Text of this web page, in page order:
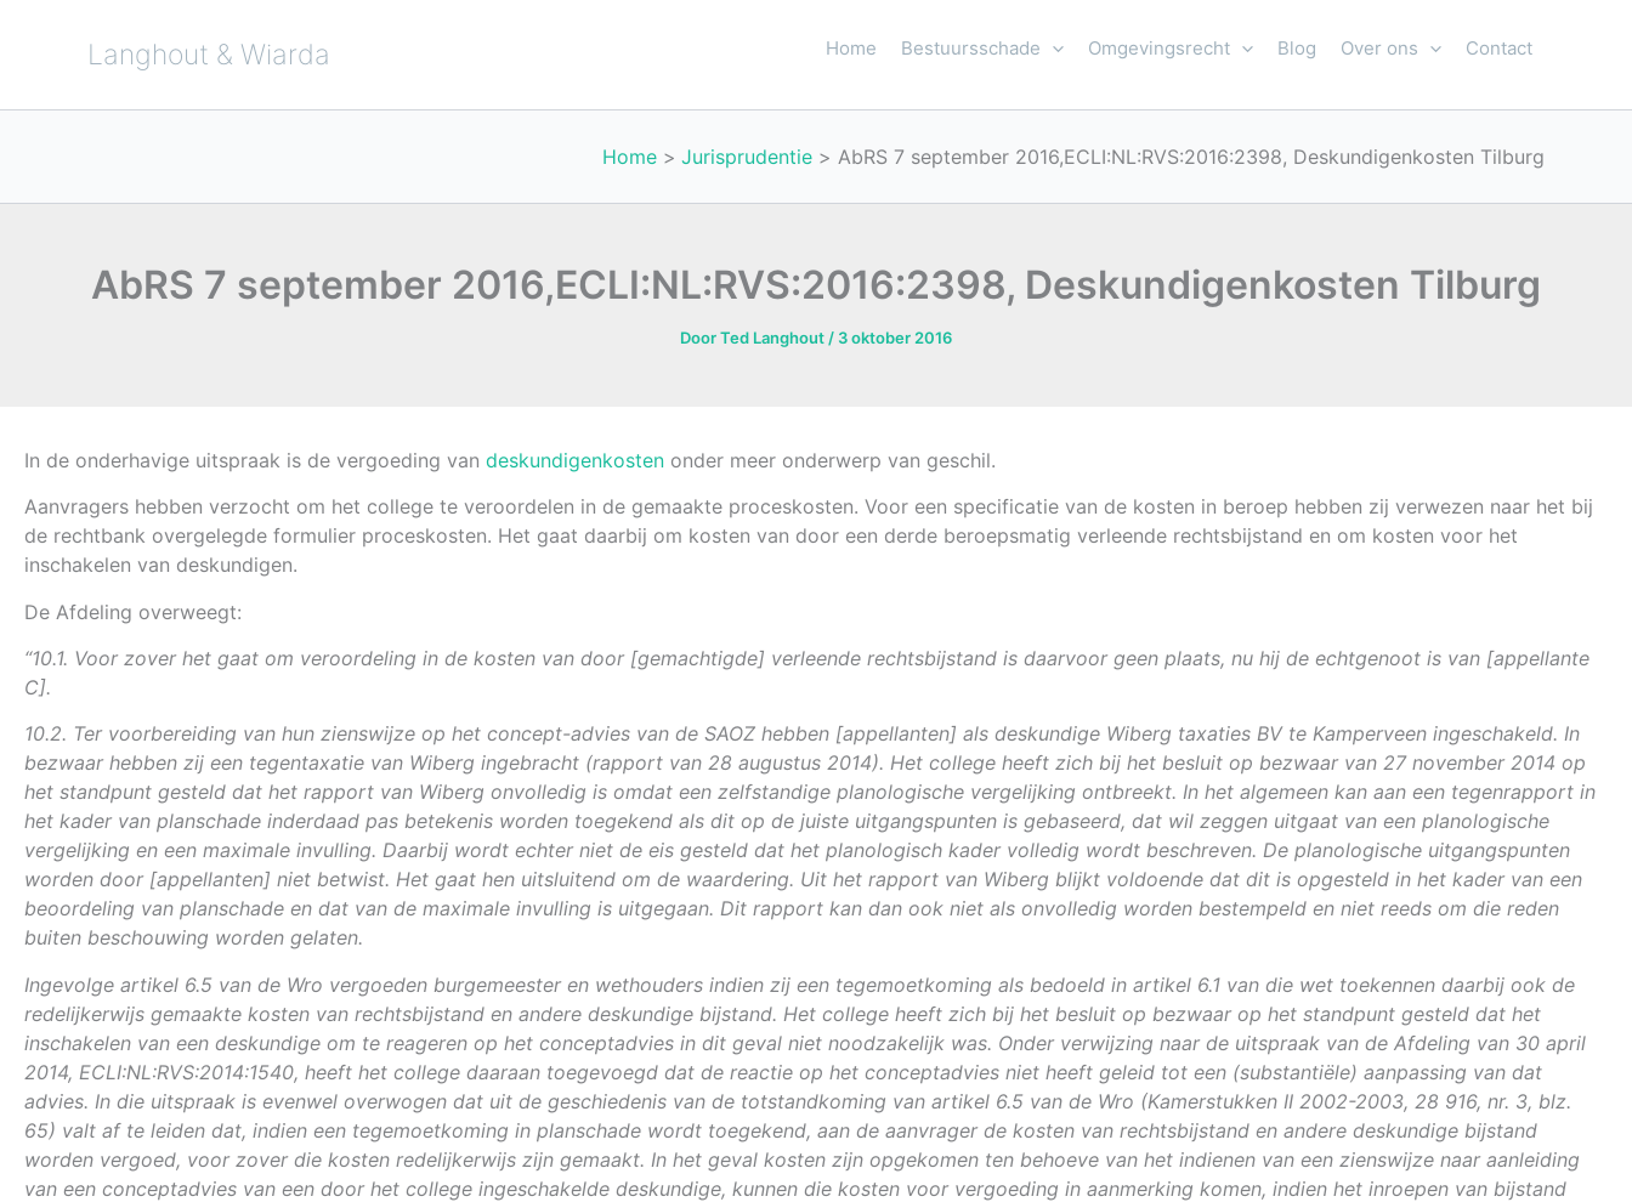
Langhout & Wiarda Home Bestuursschade Omgevingsrecht Blog Over ons Contact
Home Jurisprudentie AbRS 7 september 2016,ECLI:NL:RVS:2016:2398, Deskundigenkosten Tilburg
AbRS 7 september 2016,ECLI:NL:RVS:2016:2398, Deskundigenkosten Tilburg
DoorTed Langhout / 3 oktober 2016
In de onderhavige uitspraak is de vergoeding van deskundigenkosten onder meer onderwerp van geschil.
Aanvragers hebben verzocht om het college te veroordelen in de gemaakte proceskosten. Voor een specificatie van de kosten in beroep hebben zij verwezen naar het bij
de rechtbank overgelegde formulier proceskosten. Het gaat daarbij om kosten van door een derde beroepsmatig verleende rechtsbijstand en om kosten voor het
inschakelen van deskundigen.
De Afdeling overweegt:
“10.1. Voor zover het gaat om veroordeling in de kosten van door [gemachtigde] verleende rechtsbijstand is daarvoor geen plaats, nu hij de echtgenoot is van [appellante
C].
10.2. Ter voorbereiding van hun zienswijze op het concept-advies van de SAOZ hebben [appellanten] als deskundige Wiberg taxaties BV te Kamperveen ingeschakeld. In
bezwaar hebben zij een tegentaxatie van Wiberg ingebracht (rapport van 28 augustus 2014). Het college heeft zich bij het besluit op bezwaar van 27 november 2014 op
het standpunt gesteld dat het rapport van Wiberg onvolledig is omdat een zelfstandige planologische vergelijking ontbreekt. In het algemeen kan aan een tegenrapport in
het kader van planschade inderdaad pas betekenis worden toegekend als dit op de juiste uitgangspunten is gebaseerd, dat wil zeggen uitgaat van een planologische
vergelijking en een maximale invulling. Daarbij wordt echter niet de eis gesteld dat het planologisch kader volledig wordt beschreven. De planologische uitgangspunten
worden door [appellanten] niet betwist. Het gaat hen uitsluitend om de waardering. Uit het rapport van Wiberg blijkt voldoende dat dit is opgesteld in het kader van een
beoordeling van planschade en dat van de maximale invulling is uitgegaan. Dit rapport kan dan ook niet als onvolledig worden bestempeld en niet reeds om die reden
buiten beschouwing worden gelaten.
Ingevolge artikel 6.5 van de Wro vergoeden burgemeester en wethouders indien zij een tegemoetkoming als bedoeld in artikel 6.1 van die wet toekennen daarbij ook de
redelijkerwijs gemaakte kosten van rechtsbijstand en andere deskundige bijstand. Het college heeft zich bij het besluit op bezwaar op het standpunt gesteld dat het
inschakelen van een deskundige om te reageren op het conceptadvies in dit geval niet noodzakelijk was. Onder verwijzing naar de uitspraak van de Afdeling van 30 april
2014, ECLI:NL:RVS:2014:1540, heeft het college daaraan toegevoegd dat de reactie op het conceptadvies niet heeft geleid tot een (substantiële) aanpassing van dat
advies. In die uitspraak is evenwel overwogen dat uit de geschiedenis van de totstandkoming van artikel 6.5 van de Wro (Kamerstukken II 2002-2003, 28 916, nr. 3, blz.
65) valt af te leiden dat, indien een tegemoetkoming in planschade wordt toegekend, aan de aanvrager de kosten van rechtsbijstand en andere deskundige bijstand
worden vergoed, voor zover die kosten redelijkerwijs zijn gemaakt. In het geval kosten zijn opgekomen ten behoeve van het indienen van een zienswijze naar aanleiding
van een conceptadvies van een door het college ingeschakelde deskundige, kunnen die kosten voor vergoeding in aanmerking komen, indien het inroepen van bijstand